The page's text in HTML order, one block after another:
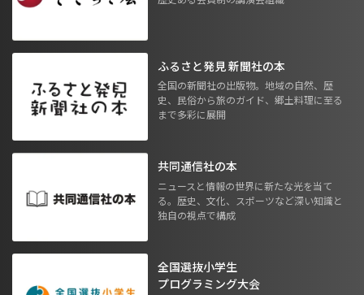
ふるさと発見 新聞社の本
全国の新聞社の出版物。地域の自然、歴
史、民俗から旅のガイド、郷土料理に至る
まで多彩に展開
共同通信社の本
ニュースと情報の世界に新たな光を当て
る。歴史、文化、スポーツなど深い知識と
独自の視点で構成
全国選抜小学生
プログラミング大会